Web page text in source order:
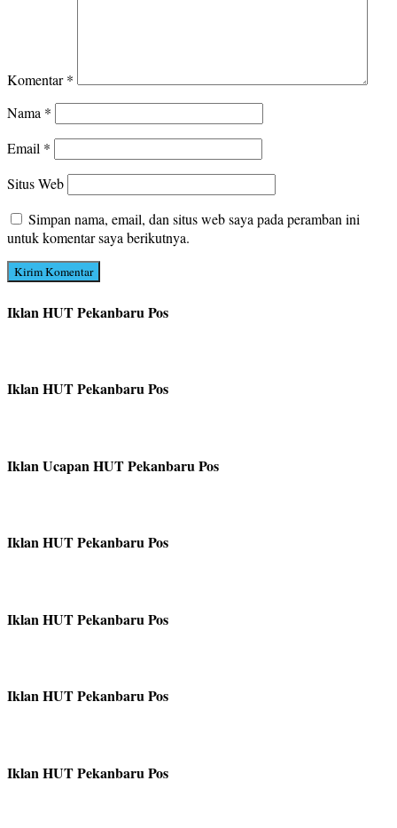
Komentar*
Nama *
Email *
Situs Web
Simpan nama, email, dan situs web saya pada peramban ini
untuk komentar saya berikutnya.
Iklan HUT Pekanbaru Pos
Iklan HUT Pekanbaru Pos
Iklan Ucapan HUT Pekanbaru Pos
Iklan HUT Pekanbaru Pos
Iklan HUT Pekanbaru Pos
Iklan HUT Pekanbaru Pos
Iklan HUT Pekanbaru Pos